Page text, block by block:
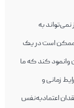
به
ممکن است در یک
وانمود کند که ما
زمانی و
اعتمادبه‌نفس